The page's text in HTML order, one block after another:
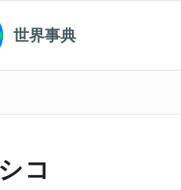
世界事典
コ